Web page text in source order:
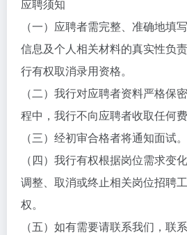
应聘须知
（一）应聘者需完整、准确地填
信息及个人相关材料的真实性负
行有权取消录用资格。
（二）我行对应聘者资料严格保
程中，我行不向应聘者收取任何费
（三）经初审合格者将通知面试。
（四）我行有权根据岗位需求变
调整、取消或终止相关岗位招聘
权。
（五）如有需要请联系我们，联